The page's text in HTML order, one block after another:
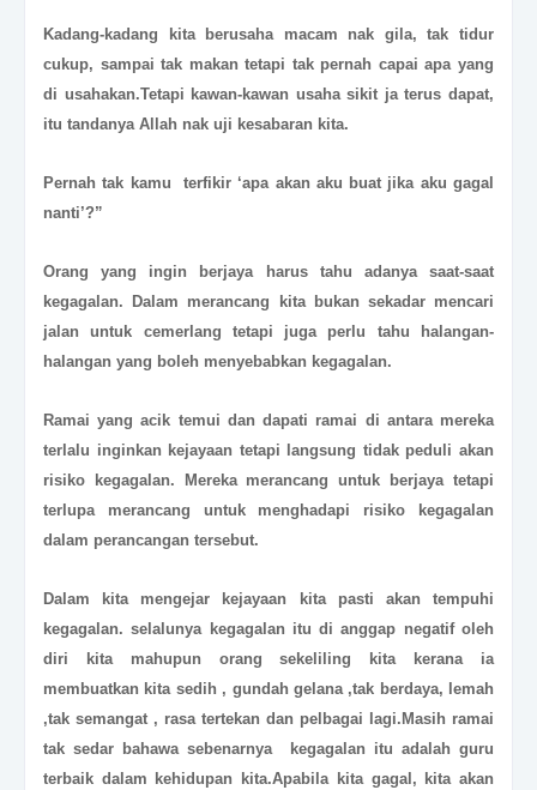
Kadang-kadang kita berusaha macam nak gila, tak tidur
cukup, sampai tak makan tetapi tak pernah capai apa yang
di usahakan.Tetapi kawan-kawan usaha sikit ja terus dapat,
itu tandanya Allah nak uji kesabaran kita.
Pernah tak kamu terfikir ‘apa akan aku buat jika aku gagal
nanti’?”
Orang yang ingin berjaya harus tahu adanya saat-saat
kegagalan. Dalam merancang kita bukan sekadar mencari
jalan untuk cemerlang tetapi juga perlu tahu halangan-
halangan yang boleh menyebabkan kegagalan.
Ramai yang acik temui dan dapati ramai di antara mereka
terlalu inginkan kejayaan tetapi langsung tidak peduli akan
risiko kegagalan. Mereka merancang untuk berjaya tetapi
terlupa merancang untuk menghadapi risiko kegagalan
dalam perancangan tersebut.
Dalam kita mengejar kejayaan kita pasti akan tempuhi
kegagalan. selalunya kegagalan itu di anggap negatif oleh
diri kita mahupun orang sekeliling kita kerana ia
membuatkan kita sedih , gundah gelana ,tak berdaya, lemah
,tak semangat , rasa tertekan dan pelbagai lagi.Masih ramai
tak sedar bahawa sebenarnya kegagalan itu adalah guru
terbaik dalam kehidupan kita.Apabila kita gagal, kita akan